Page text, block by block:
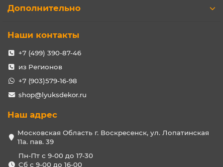
Дополнительно
Наши контакты
+7 (499) 390-87-46
из Регионов
+7 (903)579-16-98
shop@lyuksdekor.ru
Наш адрес
Московская Область г. Воскресенск, ул. Лопатинская
11а. пав. 39
Пн-Пт с 9-00 до 17-30
Сб с 9-00 до 16-00